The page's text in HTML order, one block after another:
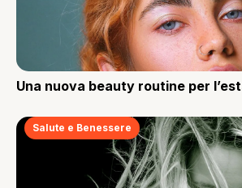
Una nuova beauty routine per
Salute e Benessere